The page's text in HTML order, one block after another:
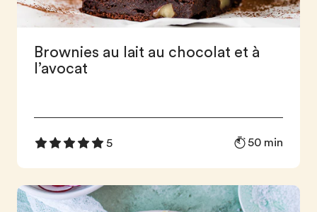
Brownies au lait au chocolat et à
l’avocat
5 50 min